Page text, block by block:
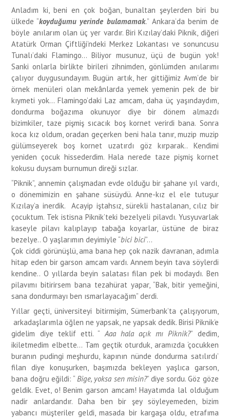
Anladım ki, beni en çok boğan, bunaltan şeylerden biri bu
ülkede “koyduğumu yerinde bulamamak.” Ankara’da benim de
böyle anılarım olan üç yer vardır. Biri Kızılay’daki Piknik, diğeri
Atatürk Orman Çiftliği’ndeki Merkez Lokantası ve sonuncusu
Tunalı’daki Flamingo… Biliyor musunuz, üçü de bugün yok!
Sanki onlarla birlikte birileri zihnimden, gönlümden anılarımı
çalıyor duygusundayım. Bugün artık, her gittiğimiz Avm’de bir
örnek menüleri olan mekânlarda yemek yemenin pek de bir
kıymeti yok… Flamingo’daki Laz amcam, daha üç yaşındaydım,
dondurma boğazıma okunuyor diye bir dönem almazdı
bizimkiler, taze pişmiş sıcacık boş kornet verirdi bana. Sonra
koca kız oldum, oradan geçerken beni hala tanır, muzip muzip
gülümseyerek boş kornet uzatırdı göz kırparak.. Kendimi
yeniden çocuk hissederdim. Hala nerede taze pişmiş kornet
kokusu duysam burnumun direği sızlar.
“Piknik”, annemin çalışmadan evde olduğu bir şahane yıl vardı,
o dönemimizin en şahane süsüydü. Anne-kız el ele tutuşur
Kızılay’a inerdik. Acayip iştahsız, sürekli hastalanan, cılız bir
çocuktum. Tek istisna Piknik’teki bezelyeli pilavdı. Yusyuvarlak
kaseyle pilavı kalıplayıp tabağa koyarlar, üstüne de biraz
bezelye.. O yaşlarımın deyimiyle “bici bici”…
Çok ciddi görünüşlü, ama bana hep çok nazik davranan, adımla
hitap eden bir garson amcam vardı. Annem beyin tava söylerdi
kendine.. O yıllarda beyin salatası filan pek bi modaydı. Ben
pilavımı bitirirsem bana tezahürat yapar, “Bak, bitir yemeğini,
sana dondurmayı ben ısmarlayacağım” derdi.
Yıllar geçti, üniversiteyi bitirmişim, Sümerbank’ta çalışıyorum,
arkadaşlarımla öğlen ne yapsak, ne yapsak dedik. Birisi Piknik’e
gidelim diye teklif etti. “ Aaa hala açık mı Piknik?” dedim,
ikiletmedim elbette... Tam geçtik oturduk, aramızda ‘çocukken
buranın pudingi meşhurdu, kapının nünde dondurma satılırdı’
filan diye konuşurken, başımızda bekleyen yaşlıca garson,
bana doğru eğildi: “ Bige, yoksa sen misin?” diye sordu. Göz göze
geldik. Evet, o! Benim garson amcam! Hayatımda lal olduğum
nadir anlardandır. Daha ben bir şey söyleyemeden, bizim
yabancı müşteriler geldi, masada bir kargaşa oldu, etrafıma